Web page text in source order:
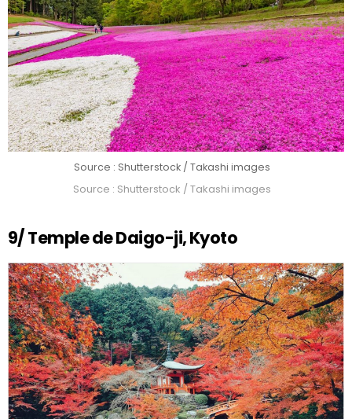
Source : Shutterstock / Takashi images
Source : Shutterstock / Takashi images
9/Temple de Daigo-ji, Kyoto